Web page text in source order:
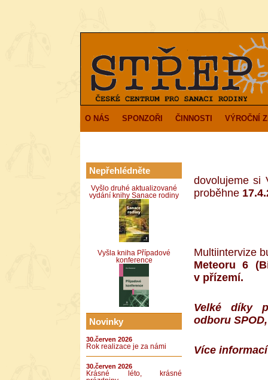
O NÁS SPONZOŘI ČINNOSTI VÝROČNÍ
Nepřehlédněte
Vyšlo druhé aktualizované
vydání knihy Sanace rodiny
Vyšla kniha Případové
konference
Novinky
30.červen 2026
Rok realizace je za námi
30.červen 2026
Krásné léto, krásné
dovolujeme
proběhne
Multiintervize
Meteoru 6
v přízemí.
Velké díky
odboru
Více